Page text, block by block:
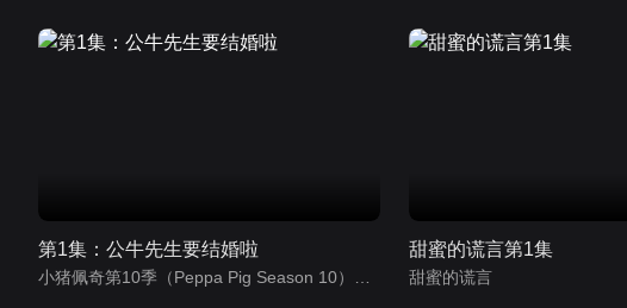
第1集：公牛先生要结婚啦 甜蜜的谎言第1集
甜蜜的谎言